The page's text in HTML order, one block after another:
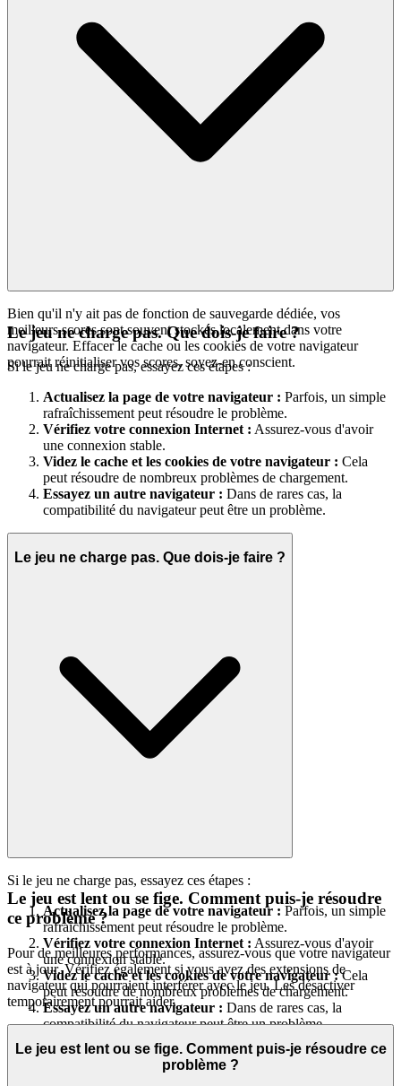
Bien qu'il n'y ait pas de fonction de sauvegarde dédiée, vos
meilleurs scores sont souvent stockés localement dans votre
navigateur. Effacer le cache ou les cookies de votre navigateur
pourrait réinitialiser vos scores, soyez-en conscient.
Le jeu ne charge pas. Que dois-je faire ?
Si le jeu ne charge pas, essayez ces étapes :
Actualisez la page de votre navigateur : Parfois, un simple
rafraîchissement peut résoudre le problème.
Vérifiez votre connexion Internet : Assurez-vous d'avoir
une connexion stable.
Videz le cache et les cookies de votre navigateur : Cela
peut résoudre de nombreux problèmes de chargement.
Essayez un autre navigateur : Dans de rares cas, la
compatibilité du navigateur peut être un problème.
Le jeu ne charge pas. Que dois-je faire ?
Si le jeu ne charge pas, essayez ces étapes :
Actualisez la page de votre navigateur : Parfois, un simple
rafraîchissement peut résoudre le problème.
Vérifiez votre connexion Internet : Assurez-vous d'avoir
une connexion stable.
Videz le cache et les cookies de votre navigateur :Cela
peut résoudre de nombreux problèmes de chargement.
Essayez un autre navigateur : Dans de rares cas, la
compatibilité du navigateur peut être un problème.
Le jeu est lent ou se fige. Comment puis-je résoudre
ce problème ?
Pour de meilleures performances, assurez-vous que votre navigateur
est à jour. Vérifiez également si vous avez des extensions de
navigateur qui pourraient interférer avec le jeu. Les désactiver
temporairement pourrait aider.
Le jeu est lent ou se fige. Comment puis-je résoudre ce
problème ?